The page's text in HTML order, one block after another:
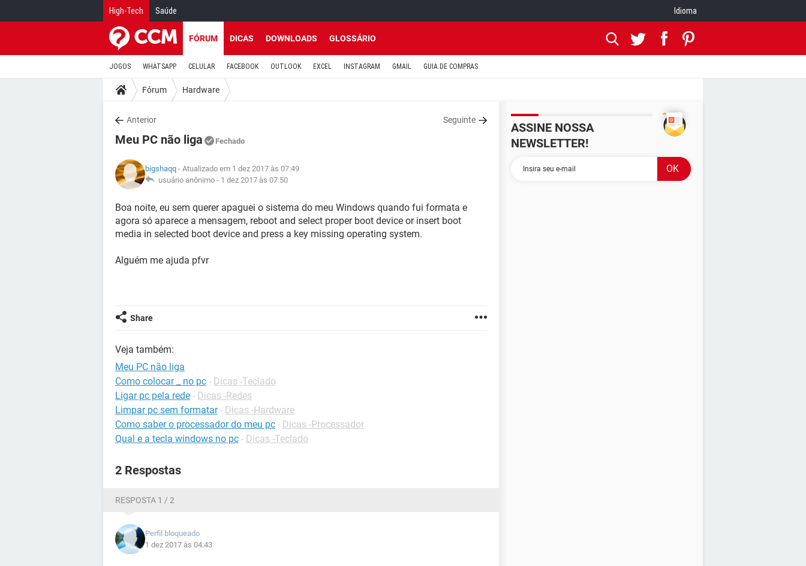
High-Tech Saúde Idioma
FÓRUM DICAS DOWNLOADS GLOSSÁRIO
JOGOS WHATSAPP CELULAR FACEBOOK OUTLOOK EXCEL INSTAGRAM GMAIL GUIA DE COMPRAS
Fórum Hardware
Anterior Seguinte
Meu PC não liga Fechado
bigshaqq - Atualizado em 1 dez 2017 às 07:49
usuário anônimo - 1 dez 2017 às 07:50
Boa noite, eu sem querer apaguei o sistema do meu Windows quando fui formata e
agora só aparece a mensagem, reboot and select proper boot device or insert boot
media in selected boot device and press a key missing operating system.
Alguém me ajuda pfvr
Share
Veja também:
Meu PC não liga
Como colocar _ no pc - Dicas -Teclado
Ligar pc pela rede - Dicas -Redes
Limpar pc sem formatar - Dicas -Hardware
Como saber o processador do meu pc - Dicas -Processador
Qual e a tecla windows no pc - Dicas -Teclado
2 Respostas
RESPOSTA 1 / 2
Perfil bloqueado
1 dez 2017 às 04:43
ASSINE NOSSA
NEWSLETTER!